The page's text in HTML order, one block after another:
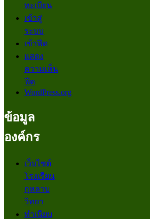
ทะเบียน
เข้าสู่
ระบบ
เข้าฟีด
แสดง
ความเห็น
ฟีด
WordPress.org
ข้อมูล
องค์กร
เว็บไซต์
โรงเรียน
กุหลาบ
วิทยา
ทำเนียบ